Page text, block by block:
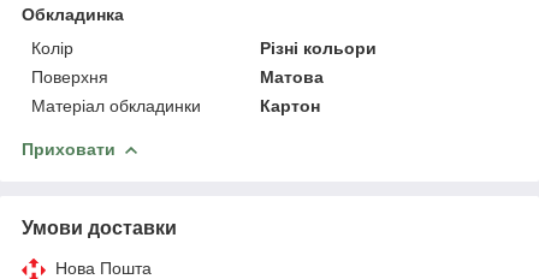
Обкладинка
Колір
Різні кольори
Поверхня
Матова
Матеріал обкладинки
Картон
Приховати
Умови доставки
Нова Пошта